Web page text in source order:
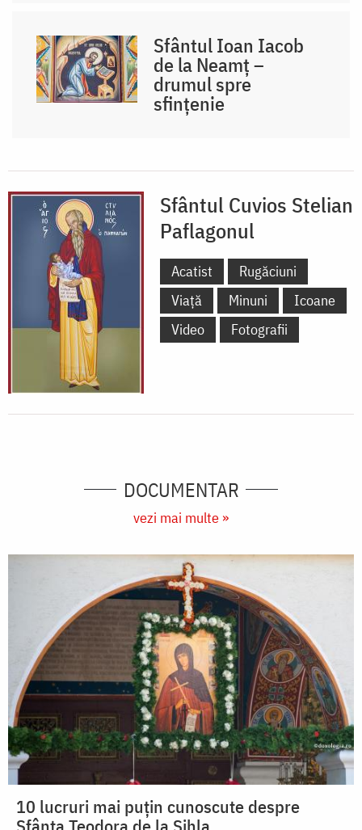
Sfântul Ioan Iacob
de la Neamț –
drumul spre
sfințenie
Sfântul Cuvios Stelian
Paflagonul
Acatist
Rugăciuni
Viață
Minuni
Icoane
Video
Fotografii
DOCUMENTAR
vezi mai multe »
10 lucruri mai puțin cunoscute despre